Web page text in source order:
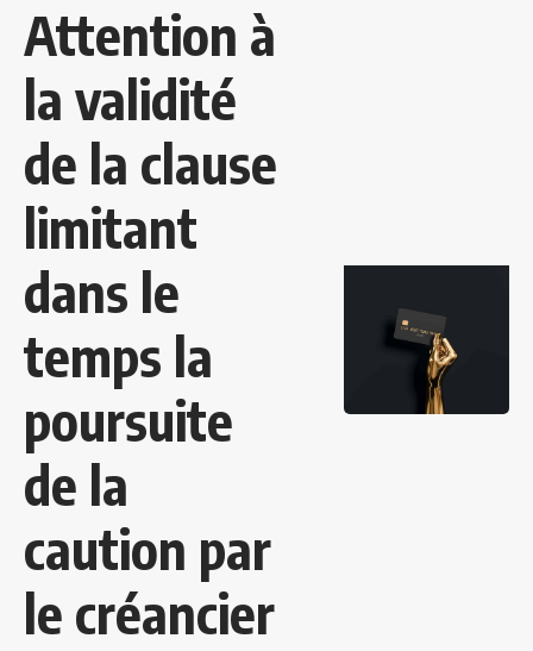
Attention à
la validité
de la clause
limitant
dans le
temps la
poursuite
de la
caution par
le créancier